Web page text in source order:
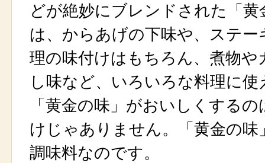
どが絶妙にブレンドされた「黄
は、からあげの下味や、ステー
理の味付けはもちろん、煮物や
し味など、いろいろな料理に使
「黄金の味」がおいしくする
けじゃありません。「黄金の味
調味料なのです。